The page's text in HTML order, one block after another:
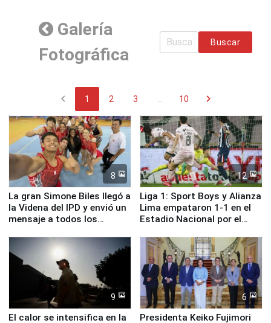
Galería
Fotográfica
Buscar
chevron_left 1 2 3 10 chevron_right
8
La gran Simone Biles llegó a
la Videna del IPD y envió un
mensaje a todos los
12
Liga 1: Sport Boys y Alianza
Lima empataron 1-1 en el
Estadio Nacional por el
9
El calor se intensifica en la
6
Presidenta Keiko Fujimori